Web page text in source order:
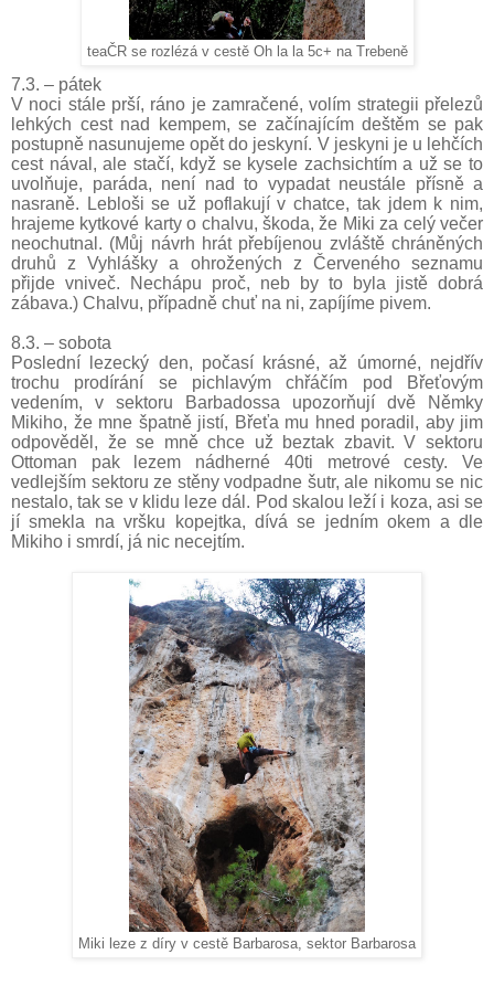
teaČR se rozlézá v cestě Oh la la 5c+ na Trebeně
7.3. – pátek
V noci stále prší, ráno je zamračené, volím strategii přelezů
lehkých cest nad kempem, se začínajícím deštěm se pak
postupně nasunujeme opět do jeskyní. V jeskyni je u lehčích
cest nával, ale stačí, když se kysele zachsichtím a už se to
uvolňuje, paráda, není nad to vypadat neustále přísně a
nasraně. Lebloši se už poflakují v chatce, tak jdem k nim,
hrajeme kytkové karty o chalvu, škoda, že Miki za celý večer
neochutnal. (Můj návrh hrát přebíjenou zvláště chráněných
druhů z Vyhlášky a ohrožených z Červeného seznamu
přijde vniveč. Nechápu proč, neb by to byla jistě dobrá
zábava.) Chalvu, případně chuť na ni, zapíjíme pivem.
8.3. – sobota
Poslední lezecký den, počasí krásné, až úmorné, nejdřív
trochu prodírání se pichlavým chřáčím pod Břeťovým
vedením, v sektoru Barbadossa upozorňují dvě Němky
Mikiho, že mne špatně jistí, Břeťa mu hned poradil, aby jim
odpověděl, že se mně chce už beztak zbavit. V sektoru
Ottoman pak lezem nádherné 40ti metrové cesty. Ve
vedlejším sektoru ze stěny vodpadne šutr, ale nikomu se nic
nestalo, tak se v klidu leze dál. Pod skalou leží i koza, asi se
jí smekla na vršku kopejtka, dívá se jedním okem a dle
Mikiho i smrdí, já nic necejtím.
Miki leze z díry v cestě Barbarosa, sektor Barbarosa